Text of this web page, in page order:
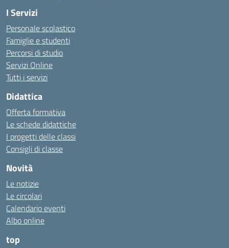
I Servizi
Personale scolastico
Famiglie e studenti
Percorsi di studio
Servizi Online
Tutti i servizi
Didattica
Offerta formativa
Le schede didattiche
I progetti delle classi
Consigli di classe
Novità
Le notizie
Le circolari
Calendario eventi
Albo online
top